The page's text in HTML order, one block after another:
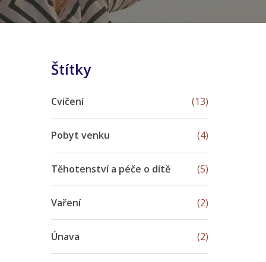
Štítky
Cvičení (13)
Pobyt venku (4)
Těhotenství a péče o dítě (5)
Vaření (2)
Únava (2)